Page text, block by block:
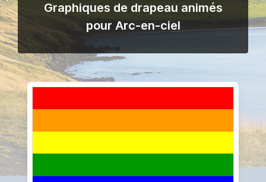
Graphiques de drapeau animés
pour Arc-en-ciel